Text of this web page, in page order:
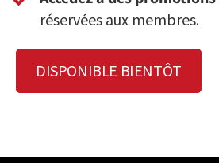
réservées aux membres.
DISPONIBLE BIENTÔT